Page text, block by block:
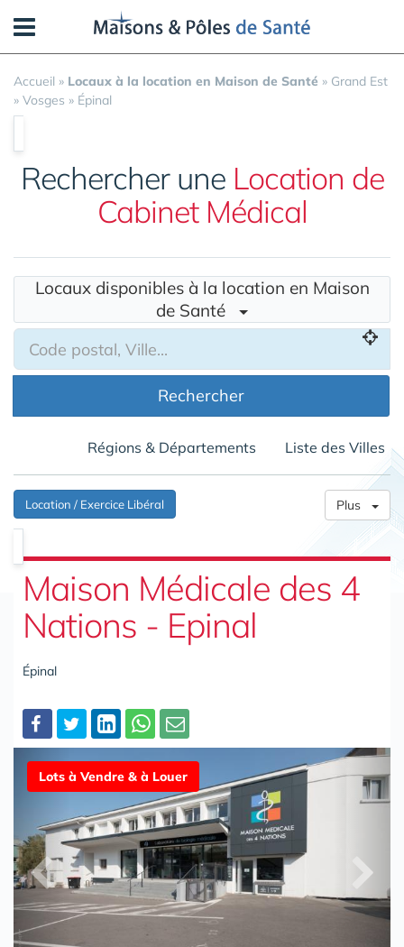
Accueil » Locaux à la location en Maison de Santé » Grand Est
» Vosges » Épinal
Rechercher une Location de
Cabinet Médical
Locaux disponibles à la location en Maison
de Santé
Rechercher
Régions & Départements Liste des Villes
Location / Exercice Libéral Plus
Maison Médicale des 4
Nations - Epinal
Épinal
Partager
Lots à Vendre & à Louer
Panneau de gestion des cookies